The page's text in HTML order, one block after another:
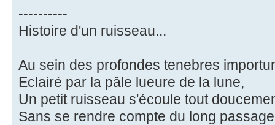
----------
Histoire d'un ruisseau...
Au sein des profondes tenebres
Eclairé par la pâle lueure de la lune,
Un petit ruisseau s'écoule tout
Sans se rendre compte du long